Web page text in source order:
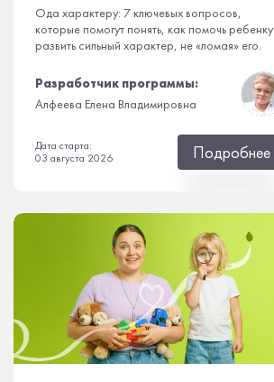
Ода характеру: 7 ключевых вопросов,
которые помогут понять, как помочь ребенку
развить сильный характер, не «ломая» его.
Разработчик программы:
Алфеева Елена Владимировна
Дата старта:
03 августа 2026
Подробнее